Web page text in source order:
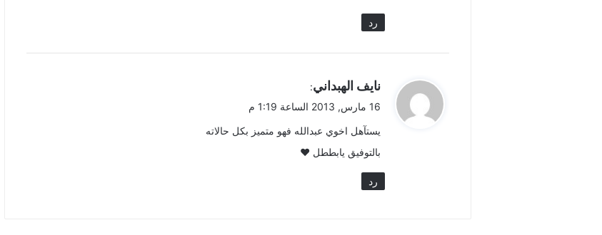
رد
ي
ق
ل
نايف الهبداني:
16 مارس, 2013 الساعة 1:19 م
يستآهل اخوي عبدالله فهو متميز بكل حالاته
بالتوفيق يابططل ♥
رد